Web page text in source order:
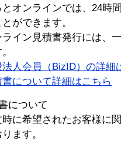
オンラインでは、24時
ができます。
イン見積書発行には、
法人会員（BizID）の詳細
書について詳細はこちら
について
時に希望されたお客様に
ます。